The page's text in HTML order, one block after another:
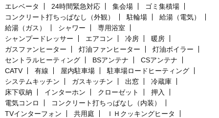
エレベータ
24時間緊急対応 集会場
ゴミ集積場
コンクリート打ちっぱなし（外観）
駐輪場
給湯（電気）
給湯（ガス）
シャワー
専用浴室
シャンプードレッサー
エアコン 冷房
暖房
ガスファンヒーター
灯油ファンヒーター
灯油ボイラー
セントラルヒーティング
BSアンテナ
CSアンテナ
CATV
有線 屋内駐車場
駐車場ロードヒーティング
システムキッチン
ガスキッチン 出窓
冷蔵庫
床下収納
インターホン クローゼット
押入
電気コンロ
コンクリート打ちっぱなし（内装）
TVインターフォン
共用庭
ＩＨクッキングヒータ